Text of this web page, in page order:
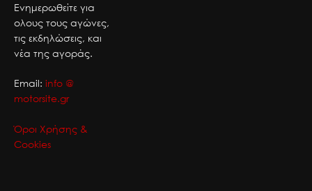
Ενημερωθείτε για
ολους τους αγώνες,
τις εκδηλώσεις, και
νέα της αγοράς.
Email: info @
motorsite.gr
Όροι Χρήσης &
Cookies